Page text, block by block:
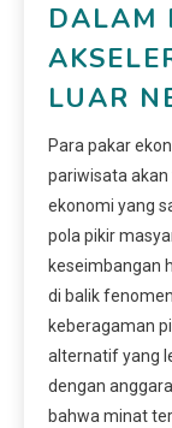
DALAM
LUAR
Para pakar
pariwisata
ekonomi yang
pola pikir
keseimbangan
di balik
keberagaman
alternatif yang
dengan
bahwa minat